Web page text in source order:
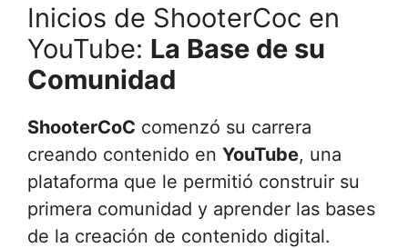
Inicios de ShooterCoc en
YouTube: La Base de su
Comunidad
ShooterCoC comenzó su carrera
creando contenido en YouTube, una
plataforma que le permitió construir su
primera comunidad y aprender las bases
de la creación de contenido digital.